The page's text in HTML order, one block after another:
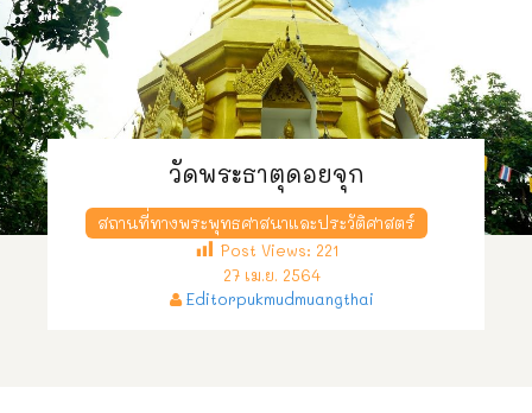
วัดพระธาตุดอยจุก
สถานที่ทางพระพุทธศาสนาและประวัติศาสตร์
Post Views: 221
27 เม.ย. 2564
Editorpukmudmuangthai